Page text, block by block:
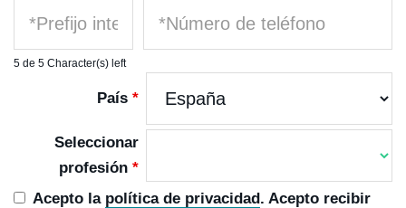
5 de 5 Character(s) left
País *
Seleccionar
profesión *
Acepto la política de privacidad. Acepto recibir